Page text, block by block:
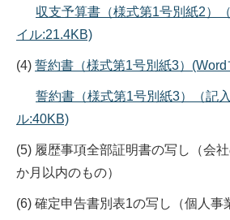
収支予算書（様式第1号別紙2）
イル:21.4KB)
(4) 誓約書（様式第1号別紙3）
誓約書（様式第1号別紙3）（記
ル:40KB)
(5) 履歴事項全部証明書の写し（会
か月以内のもの）
(6) 確定申告書別表1の写し（個人事